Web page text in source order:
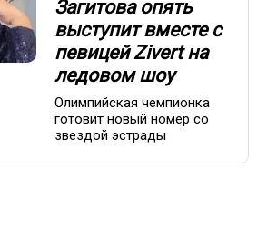
Загитова опять
выступит вместе с
певицей Zivert на
ледовом шоу
Олимпийская чемпионка
готовит новый номер со
звездой эстрады